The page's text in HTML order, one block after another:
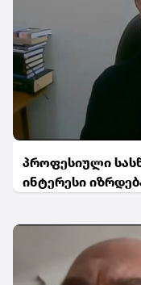
პროფესიული
ინტერესი